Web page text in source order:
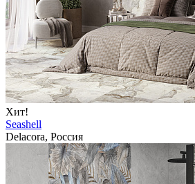
Хит!
Seashell
Delacora, Россия